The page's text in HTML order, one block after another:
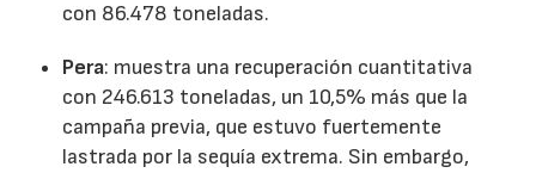
con 86.478 toneladas.
Pera: muestra una recuperación cuantitativa
con 246.613 toneladas, un 10,5% más que la
campaña previa, que estuvo fuertemente
lastrada por la sequía extrema. Sin embargo,